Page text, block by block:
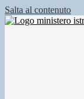
Salta al contenuto